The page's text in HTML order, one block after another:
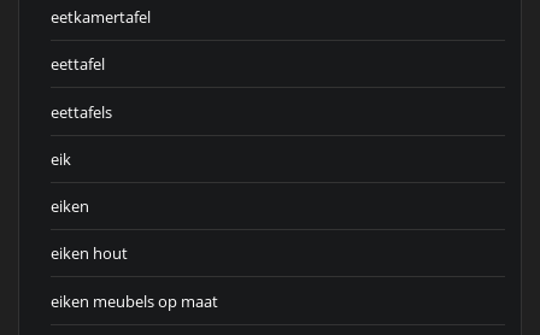
eetkamertafel
eettafel
eettafels
eik
eiken
eiken hout
eiken meubels op maat